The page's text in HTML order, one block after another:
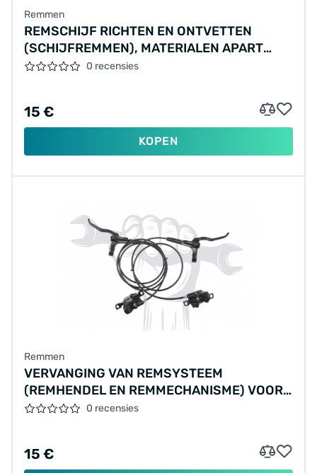
Remmen
REMSCHIJF RICHTEN EN ONTVETTEN
(SCHIJFREMMEN), MATERIALEN APART
BEREKEND0 recensies
15 €
KOPEN
Remmen
VERVANGING VAN REMSYSTEEM
(REMHENDEL EN REMMECHANISME) VOOR
VELGREMMEN (V-BRAKE, CANTILEVER)
0 recensies
15 €